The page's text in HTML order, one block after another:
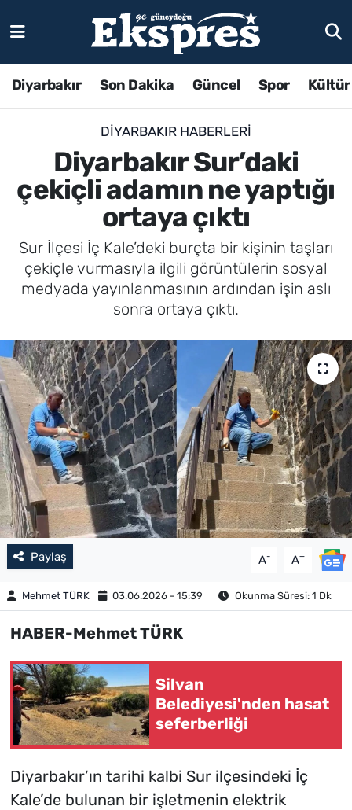
Diyarbakır Son Dakika Güncel Spor
DIYARBAKIR HABERLERI
Diyarbakır Sur’daki
çekiçli adamın ne yaptığı
ortaya çıktı
Sur İlçesi İç Kale’deki burçta bir kişinin taşları
çekiçle vurmasıyla ilgili görüntülerin sosyal
medyada yayınlanmasının ardından işin aslı
sonra ortaya çıktı.
Paylaş A- A+
Mehmet TÜRK 03.06.2026 - 15:39 Okunma Süresi: 1 Dk
HABER-Mehmet TÜRK
Silvan
Belediyesi'nden hasat
seferberliği
Diyarbakır’ın tarihi kalbi Sur ilçesindeki İç
Kale’de bulunan bir işletmenin elektrik